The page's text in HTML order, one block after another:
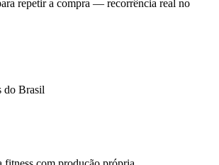
repetir a compra — recorrência real no
do Brasil